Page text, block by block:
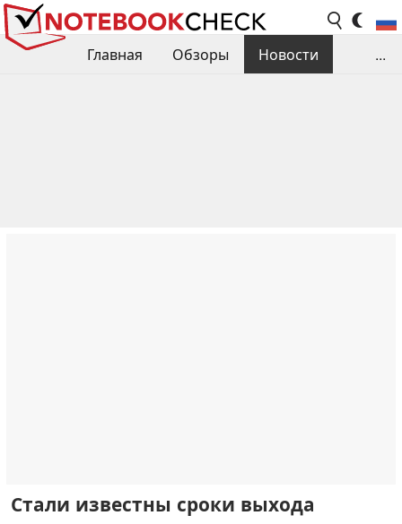
Главная Обзоры
Новости
...
Стали известны сроки выхода